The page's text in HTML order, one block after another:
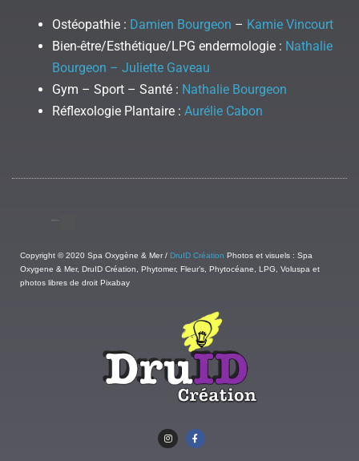
Ostéopathie : Damien Bourgeon – Kamie Vincourt
Bien-être/Esthétique/LPG endermologie : Nathalie
Bourgeon – Juliette Gaveau
Gym – Sport – Santé : Nathalie Bourgeon
Réflexologie Plantaire : Aurélie Cabon
Copyright © 2020 Spa Oxygène & Mer / DruID Création Photos et visuels : Spa
Oxygene & Mer, DruID Création, Phytomer, Fleur’s, Phytocéane, LPG, Voluspa et
photos libres de droit Pixabay